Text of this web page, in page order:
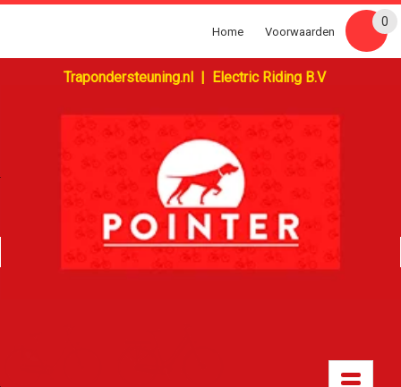
Trapondersteuning.nl | Electric Riding B.V
Home Voorwaarden
0
Toggle